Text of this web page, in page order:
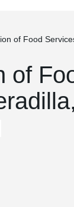
of Food
of